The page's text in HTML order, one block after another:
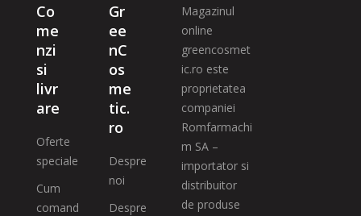
Co
me
nzi
si
livr
are
Oferte
speciale
Cum
comand
Gr
ee
nC
os
me
tic.
ro
Despre
noi
Despre
Magazinul
online
greencosmet
ic.ro este
proprietatea
companiei
Romfarmachi
m SA –
importator si
distribuitor
de produse